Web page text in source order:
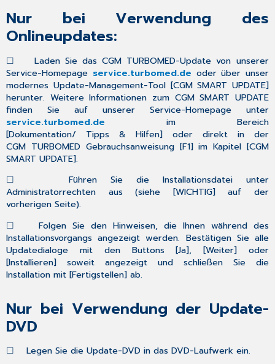
Nur bei Verwendung des
Onlineupdates:
☐ Laden Sie das CGM TURBOMED-Update von unserer
Service-Homepage service.turbomed.de oder über unser
modernes Update-Management-Tool [CGM SMART UPDATE]
herunter. Weitere Informationen zum CGM SMART UPDATE
finden Sie auf unserer Service-Homepage unter
service.turbomed.de im Bereich
[Dokumentation/ Tipps & Hilfen] oder direkt in der
CGM TURBOMED Gebrauchsanweisung[F1] im Kapitel [CGM
SMART UPDATE].
☐ Führen Sie die Installationsdatei unter
Administratorrechten aus (siehe [WICHTIG] auf der
vorherigen Seite).
☐ Folgen Sie den Hinweisen, die Ihnen während des
Installationsvorgangs angezeigt werden. Bestätigen Sie alle
Updatedialoge mit den Buttons [Ja], [Weiter] oder
[Installieren] soweit angezeigt und schließen Sie die
Installation mit [Fertigstellen] ab.
Nur bei Verwendung der Update-
DVD
☐ Legen Sie die Update-DVD in das DVD-Laufwerk ein.